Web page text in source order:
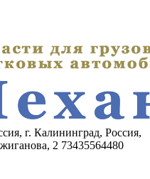
г. Калининград, Россия,
2 73435564480